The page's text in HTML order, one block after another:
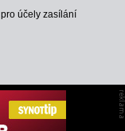
pro účely zasílání